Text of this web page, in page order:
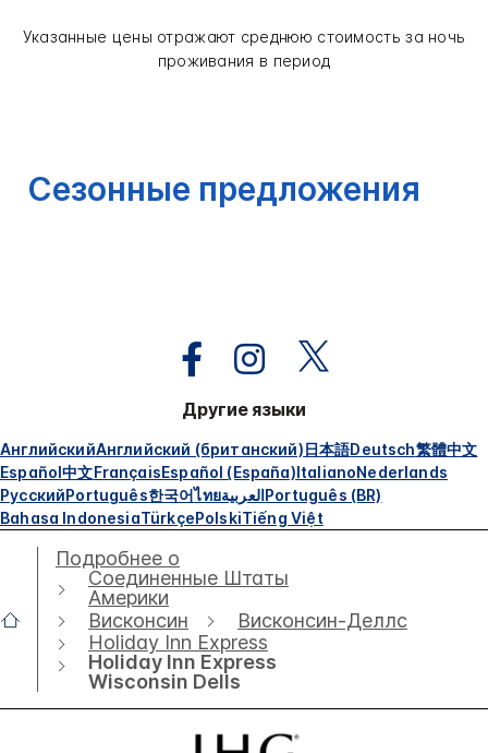
Указанные цены отражают среднюю стоимость за ночь
проживания в период
Сезонные предложения
Другие языки
АнглийскийАнглийский (британский)日本語Deutsch繁體中文
Español中文FrançaisEspañol (España)ItalianoNederlands
РусскийPortuguês한국어ไทยالعربيةPortuguês (BR)
Bahasa IndonesiaTürkçePolskiTiếng Việt
Подробнее о
Соединенные Штаты
Америки
Висконсин
Висконсин-Деллс
Holiday Inn Express
Holiday Inn Express
Wisconsin Dells